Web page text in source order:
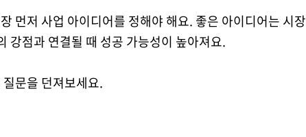
먼저 사업 아이디어를 정해야 해요. 좋은 아이디어는 시장
강점과 연결될 때 성공 가능성이 높아져요.
문을 던져보세요.